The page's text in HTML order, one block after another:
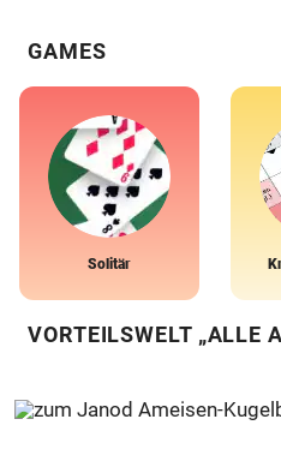
GAMES
Solitär
VORTEILSWELT „ALLE